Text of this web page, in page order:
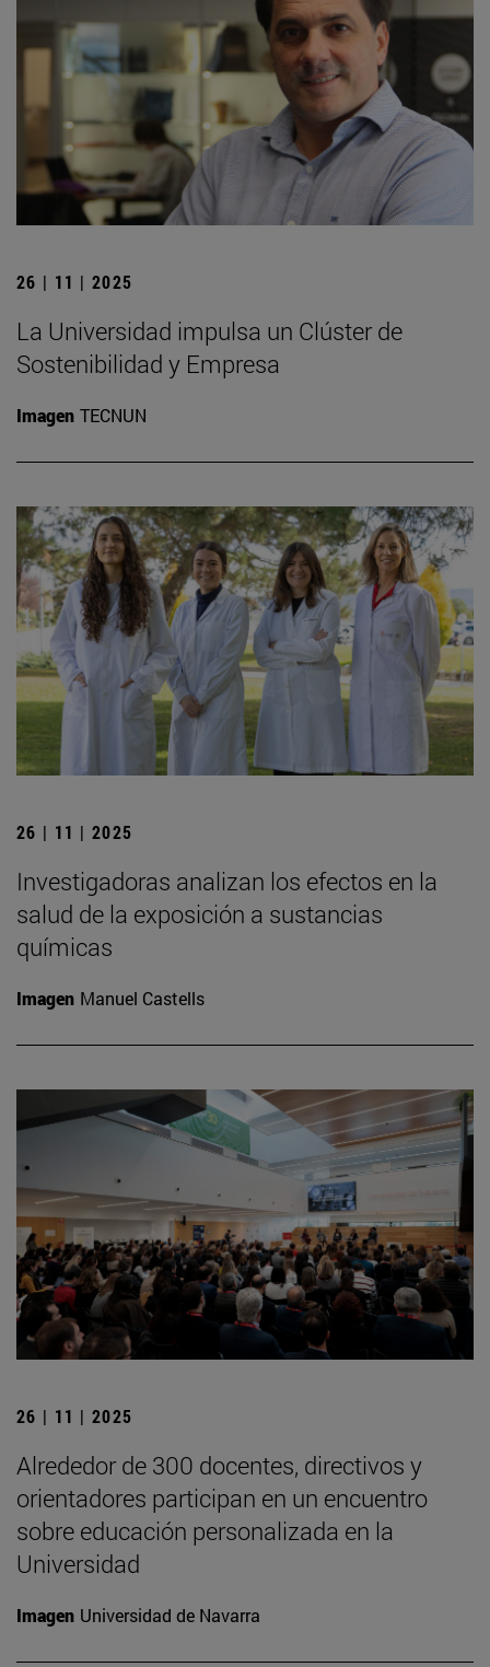
26 | 11 | 2025
La Universidad impulsa un Clúster de
Sostenibilidad y Empresa
Imagen TECNUN
26 | 11 | 2025
Investigadoras analizan los efectos en la
salud de la exposición a sustancias
químicas
Imagen Manuel Castells
26 | 11 | 2025
Alrededor de 300 docentes, directivos y
orientadores participan en un encuentro
sobre educación personalizada en la
Universidad
Imagen Universidad de Navarra